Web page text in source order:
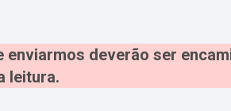
deverão ser
leitura.